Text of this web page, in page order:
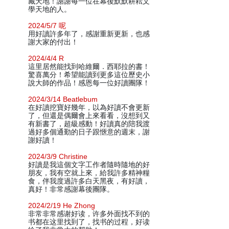
學天地的人。
2024/5/7 呢
用好讀許多年了，感謝重新更新，也感
謝大家的付出！
2024/4/4 R
這里居然能找到哈維爾．西耶拉的書！
驚喜萬分！希望能讀到更多這位歷史小
說大師的作品！感恩每一位好讀團隊！
2024/3/14 Beatlebum
在好讀挖寶好幾年，以為好讀不會更新
了，但還是偶爾會上來看看，沒想到又
有新書了，超級感動！好讀真的陪我渡
過好多個通勤的日子跟愜意的週末，謝
謝好讀！
2024/3/9 Christine
好讀是我這個文字工作者隨時隨地的好
朋友，我有空就上來，給我許多精神糧
食，伴我度過許多白天黑夜，有好讀，
真好！非常感謝幕後團隊。
2024/2/19 He Zhong
非常非常感谢好读，许多外面找不到的
书都在这里找到了，找书的过程，好读